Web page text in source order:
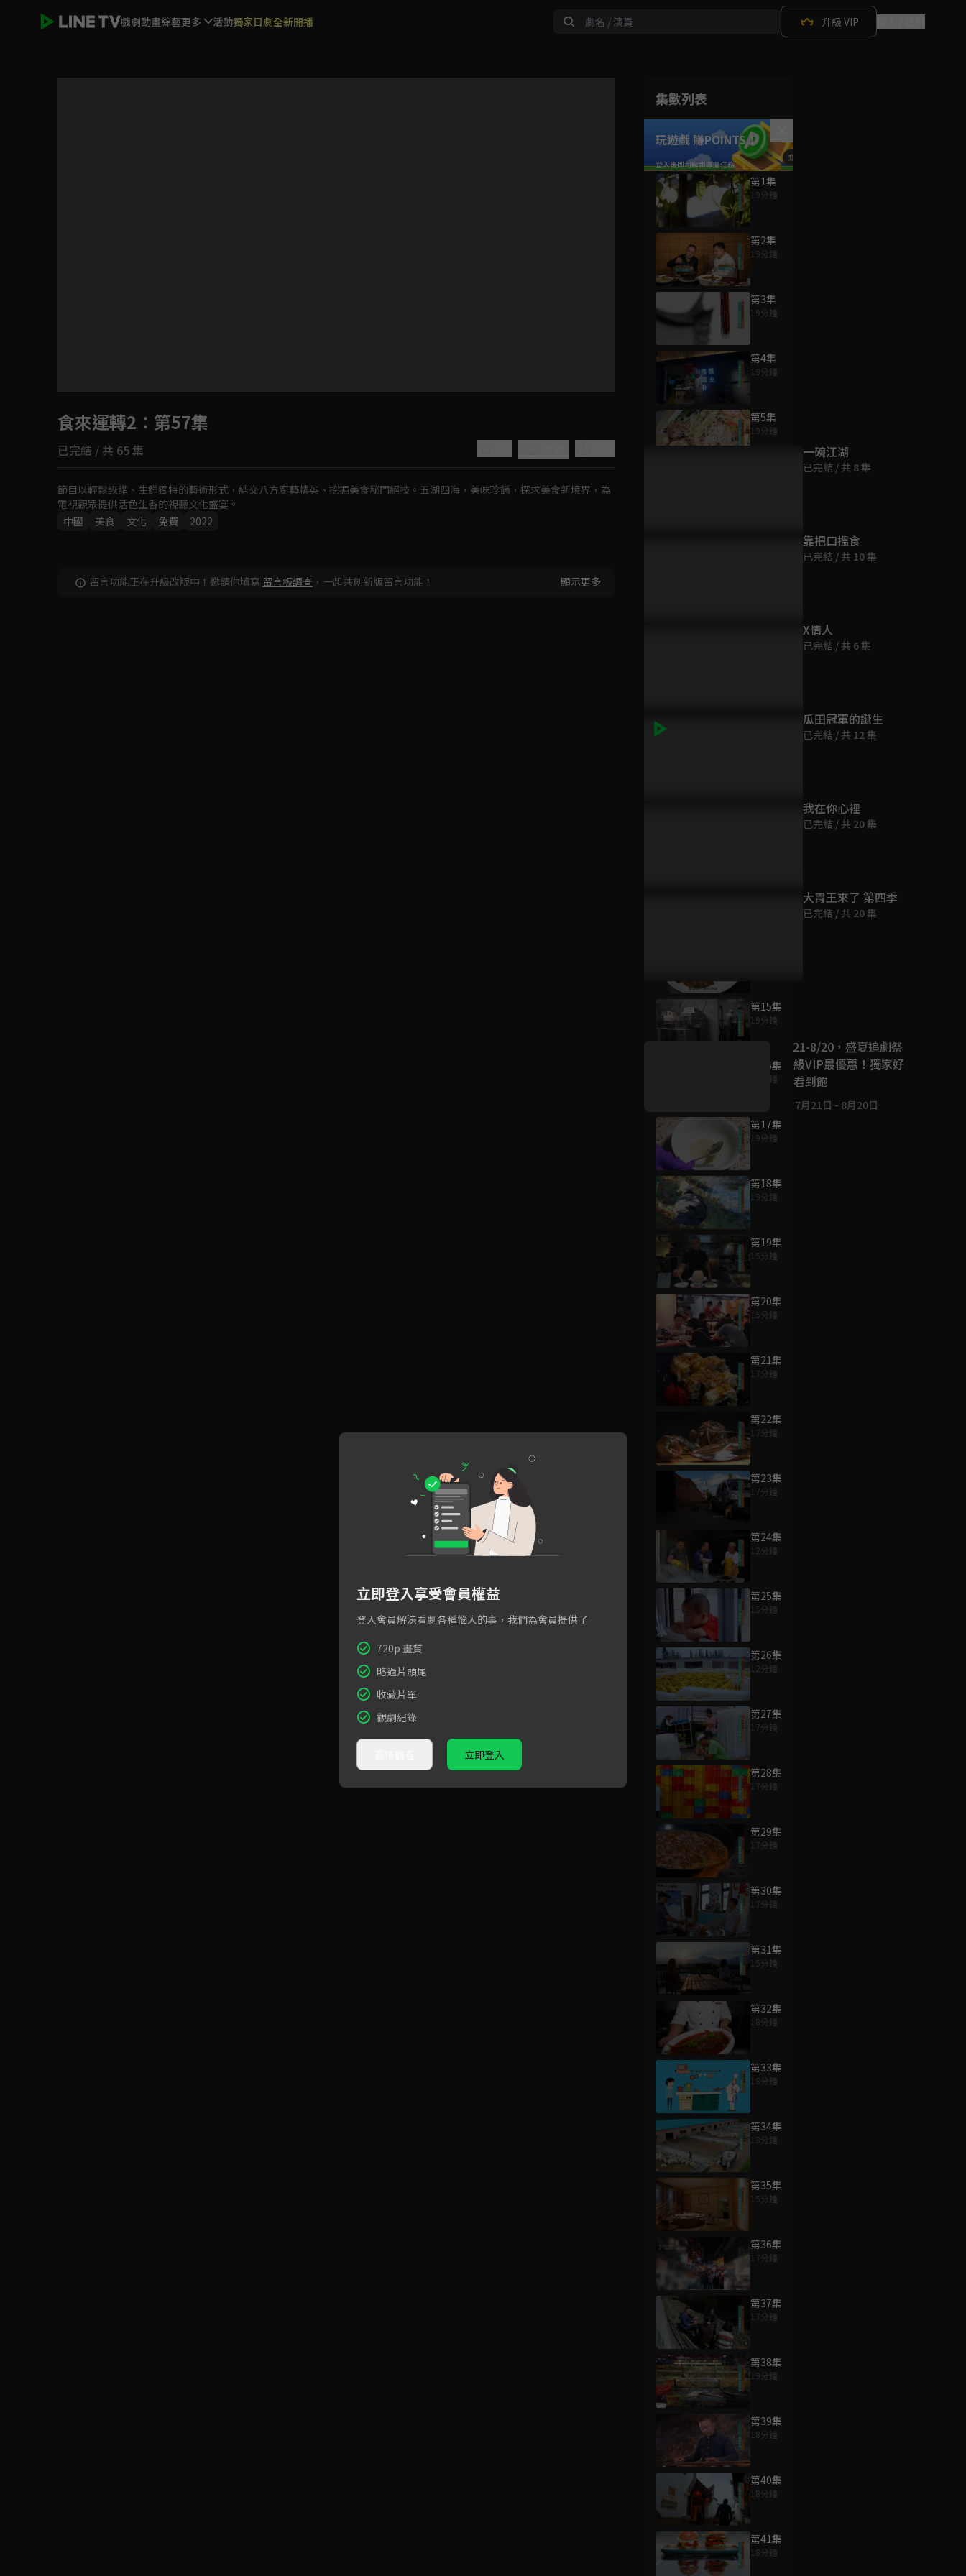
戲劇動畫綜藝更多 活動獨家日劇全新開播 升級 VIP
Play
如有不便請見諒
集數列表
玩遊戲 賺POINTS！
第1集
19分鐘
第2集
19分鐘
第3集
19分鐘
第4集
19分鐘
第5集
19分鐘
第15集
19分鐘
第16集
19分鐘
第17集
19分鐘
第18集
19分鐘
第19集
15分鐘
第20集
15分鐘
第21集
17分鐘
第22集
17分鐘
第23集
17分鐘
第24集
12分鐘
第25集
15分鐘
第26集
12分鐘
第27集
17分鐘
第28集
17分鐘
第29集
17分鐘
第30集
17分鐘
第31集
15分鐘
第32集
18分鐘
第33集
18分鐘
第34集
18分鐘
第35集
15分鐘
第36集
17分鐘
第37集
17分鐘
第38集
19分鐘
第39集
18分鐘
第40集
18分鐘
第41集
18分鐘
食來運轉2 ：第57集
已完結 / 共 65 集
節目以輕鬆詼諧、生鮮獨特的藝術形式，結交八方廚藝精英、挖掘美食秘門絕技。五湖四海，美味珍饈，探求美食新境界，為
電視觀眾提供活色生香的視聽文化盛宴。
中國
美食 文化 免費 2022
留言功能正在升級改版中！邀請你填寫 留言板調查 ，一起共創新版留言功能！ 顯示更多
為您推薦
一碗江湖
已完結 / 共 8 集
靠把口搵食
已完結 / 共 10 集
X情人
已完結 / 共 6 集
瓜田冠軍的誕生
已完結 / 共 12 集
我在你心裡
已完結 / 共 20 集
大胃王來了 第四季
已完結 / 共 20 集
好康資訊
7/21-8/20，盛夏追劇祭
升級VIP最優惠！獨家好
戲看到飽
7月21日 - 8月20日
立即登入享受會員權益
登入會員解決看劇各種惱人的事，我們為會員提供了
720p 畫質
略過片頭尾
收藏片單
觀劇紀錄
立即登入